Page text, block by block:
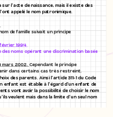
l’acte de naissance, mais il existe des
appelé le nom patronimique.
de famille suivait un principe
1994
noms opérant une discrimination basée
mars 2002. Cependant le principe
dans certains cas très restreint.
des parents. Ainsi l’article 311-1 du Code
enfant est établie à l’égard d’un enfant de
vont avoir la possibilité de choisir le nom
veulent mais dans la limite d’un seul nom